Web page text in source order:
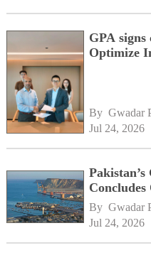
GPA
Optimize
By Gwadar
Jul 24, 2026
By Gwadar
Jul 24, 2026